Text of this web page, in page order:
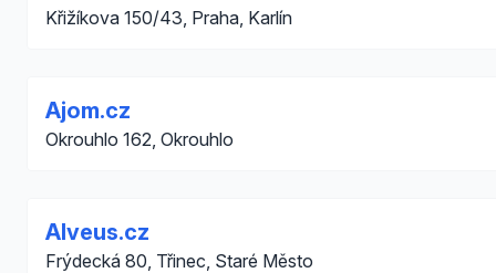
Křižíkova 150/43, Praha, Karlín
Ajom.cz
Okrouhlo 162, Okrouhlo
Alveus.cz
Frýdecká 80, Třinec, Staré Město